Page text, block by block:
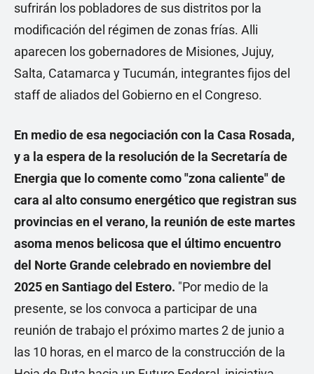
sufrirán los pobladores de sus distritos por la
modificación del régimen de zonas frías. Alli
aparecen los gobernadores de Misiones, Jujuy,
Salta, Catamarca y Tucumán, integrantes fijos del
staff de aliados del Gobierno en el Congreso.
En medio de esa negociación con la Casa Rosada,
y a la espera de la resolución de la Secretaría de
Energia que lo comente como "zona caliente" de
cara al alto consumo energético que registran sus
provincias en el verano, la reunión de este martes
asoma menos belicosa que el último encuentro
del Norte Grande celebrado en noviembre del
2025 en Santiago del Estero. "Por medio de la
presente, se los convoca a participar de una
reunión de trabajo el próximo martes 2 de junio a
las 10 horas, en el marco de la construcción de la